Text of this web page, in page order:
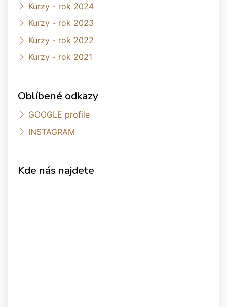
Kurzy - rok 2024
Kurzy - rok 2023
Kurzy - rok 2022
Kurzy - rok 2021
Oblíbené odkazy
GOOGLE profile
INSTAGRAM
Kde nás najdete